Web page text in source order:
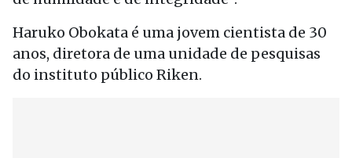
Haruko Obokata é uma jovem cientista de 30
anos, diretora de uma unidade de pesquisas
do instituto público Riken.